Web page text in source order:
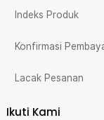
Indeks Produk
Konfirmasi
Lacak Pesanan
Ikuti Kami